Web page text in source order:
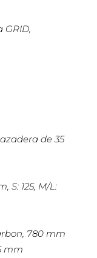
de 35
S: 125, M/L:
780 mm
mm